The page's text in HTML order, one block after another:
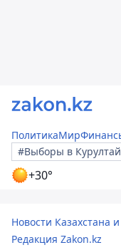
ПолитикаМир
#Выборы в Курултай
+30°
Новости Казахстана
Редакция Zakon.kz